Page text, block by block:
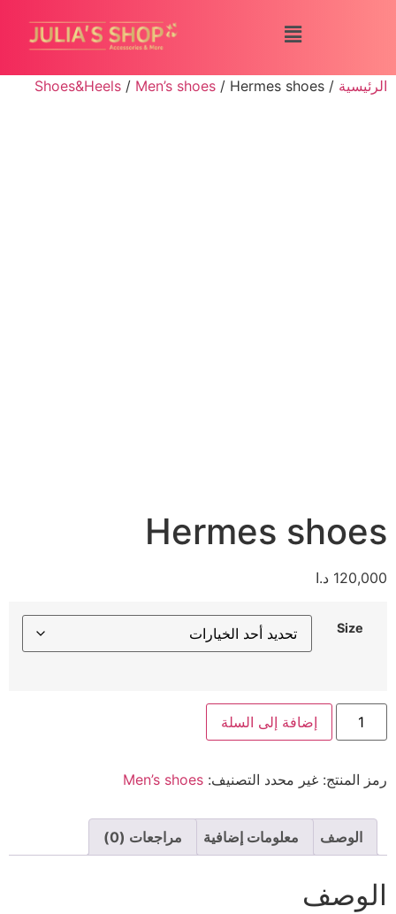
الرئيسية /
Shoes&Heels / Men’s shoes / Hermes shoes
Hermes shoes
120,000 د.ا
Size
إضافة إلى السلة
رمز المنتج: غير محدد التصنيف: Men’s shoes
الوصف معلومات إضافية مراجعات (0)
الوصف